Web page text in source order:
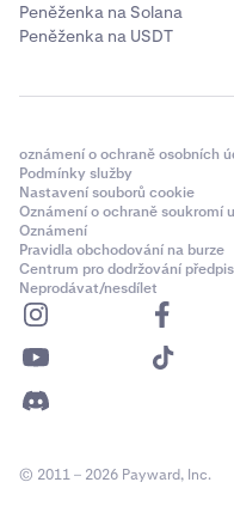
Peněženka na Solana
Peněženka na USDT
oznámení o ochraně osobních
Podmínky služby
Nastavení souborů cookie
Oznámení o ochraně soukromí
Oznámení
Pravidla obchodování na burze
Centrum pro dodržování
Neprodávat/nesdílet
© 2011 – 2026 Payward, Inc.